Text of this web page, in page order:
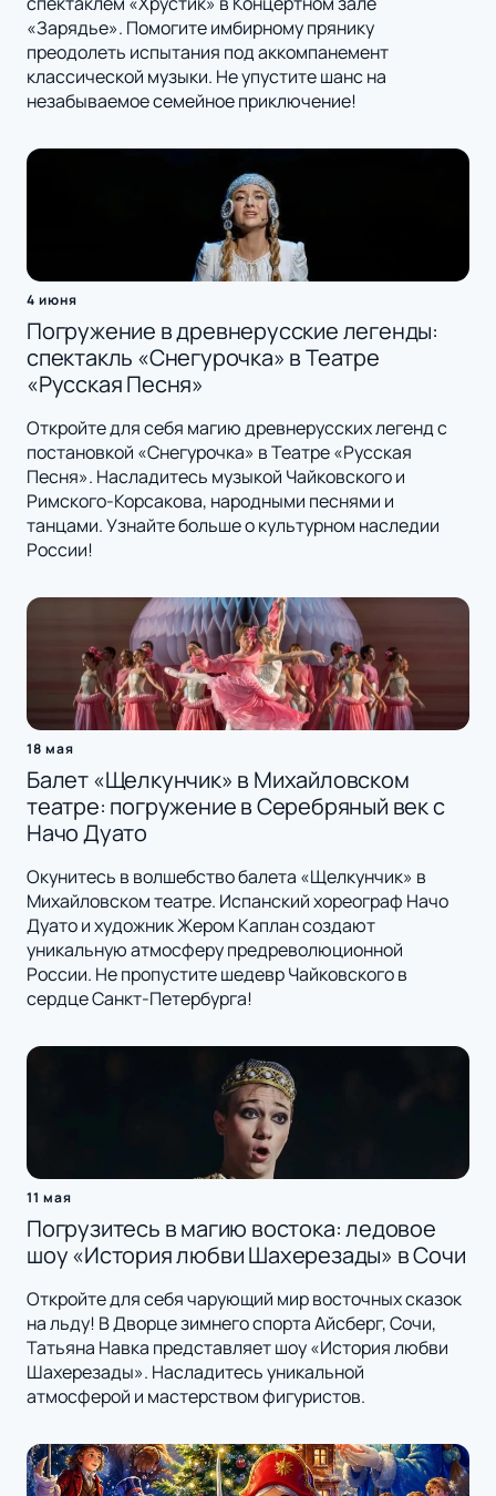
«Зарядье». Помогите имбирному прянику
преодолеть испытания под аккомпанемент
классической музыки. Не упустите шанс на
незабываемое семейное приключение!
4 июня
Погружение в древнерусские легенды:
спектакль «Снегурочка» в Театре
«Русская Песня»
Откройте для себя магию древнерусских легенд с
постановкой «Снегурочка» в Театре «Русская
Песня». Насладитесь музыкой Чайковского и
Римского-Корсакова, народными песнями и
танцами. Узнайте больше о культурном наследии
России!
18 мая
Балет «Щелкунчик» в Михайловском
театре: погружение в Серебряный век с
Начо Дуато
Окунитесь в волшебство балета «Щелкунчик» в
Михайловском театре. Испанский хореограф Начо
Дуато и художник Жером Каплан создают
уникальную атмосферу предреволюционной
России. Не пропустите шедевр Чайковского в
сердце Санкт-Петербурга!
11 мая
Погрузитесь в магию востока: ледовое
шоу «История любви Шахерезады» в Сочи
Откройте для себя чарующий мир восточных сказок
на льду! В Дворце зимнего спорта Айсберг, Сочи,
Татьяна Навка представляет шоу «История любви
Шахерезады». Насладитесь уникальной
атмосферой и мастерством фигуристов.